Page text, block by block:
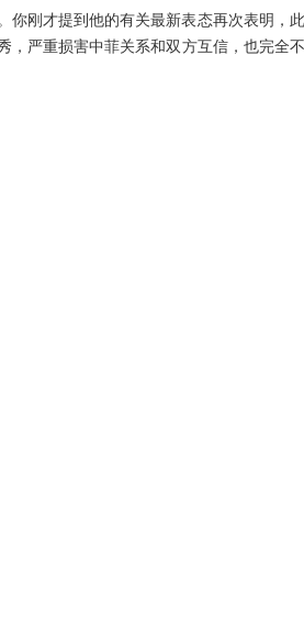
你刚才提到他的有关最新表态再次表明，
，严重损害中菲关系和双方互信，也完全